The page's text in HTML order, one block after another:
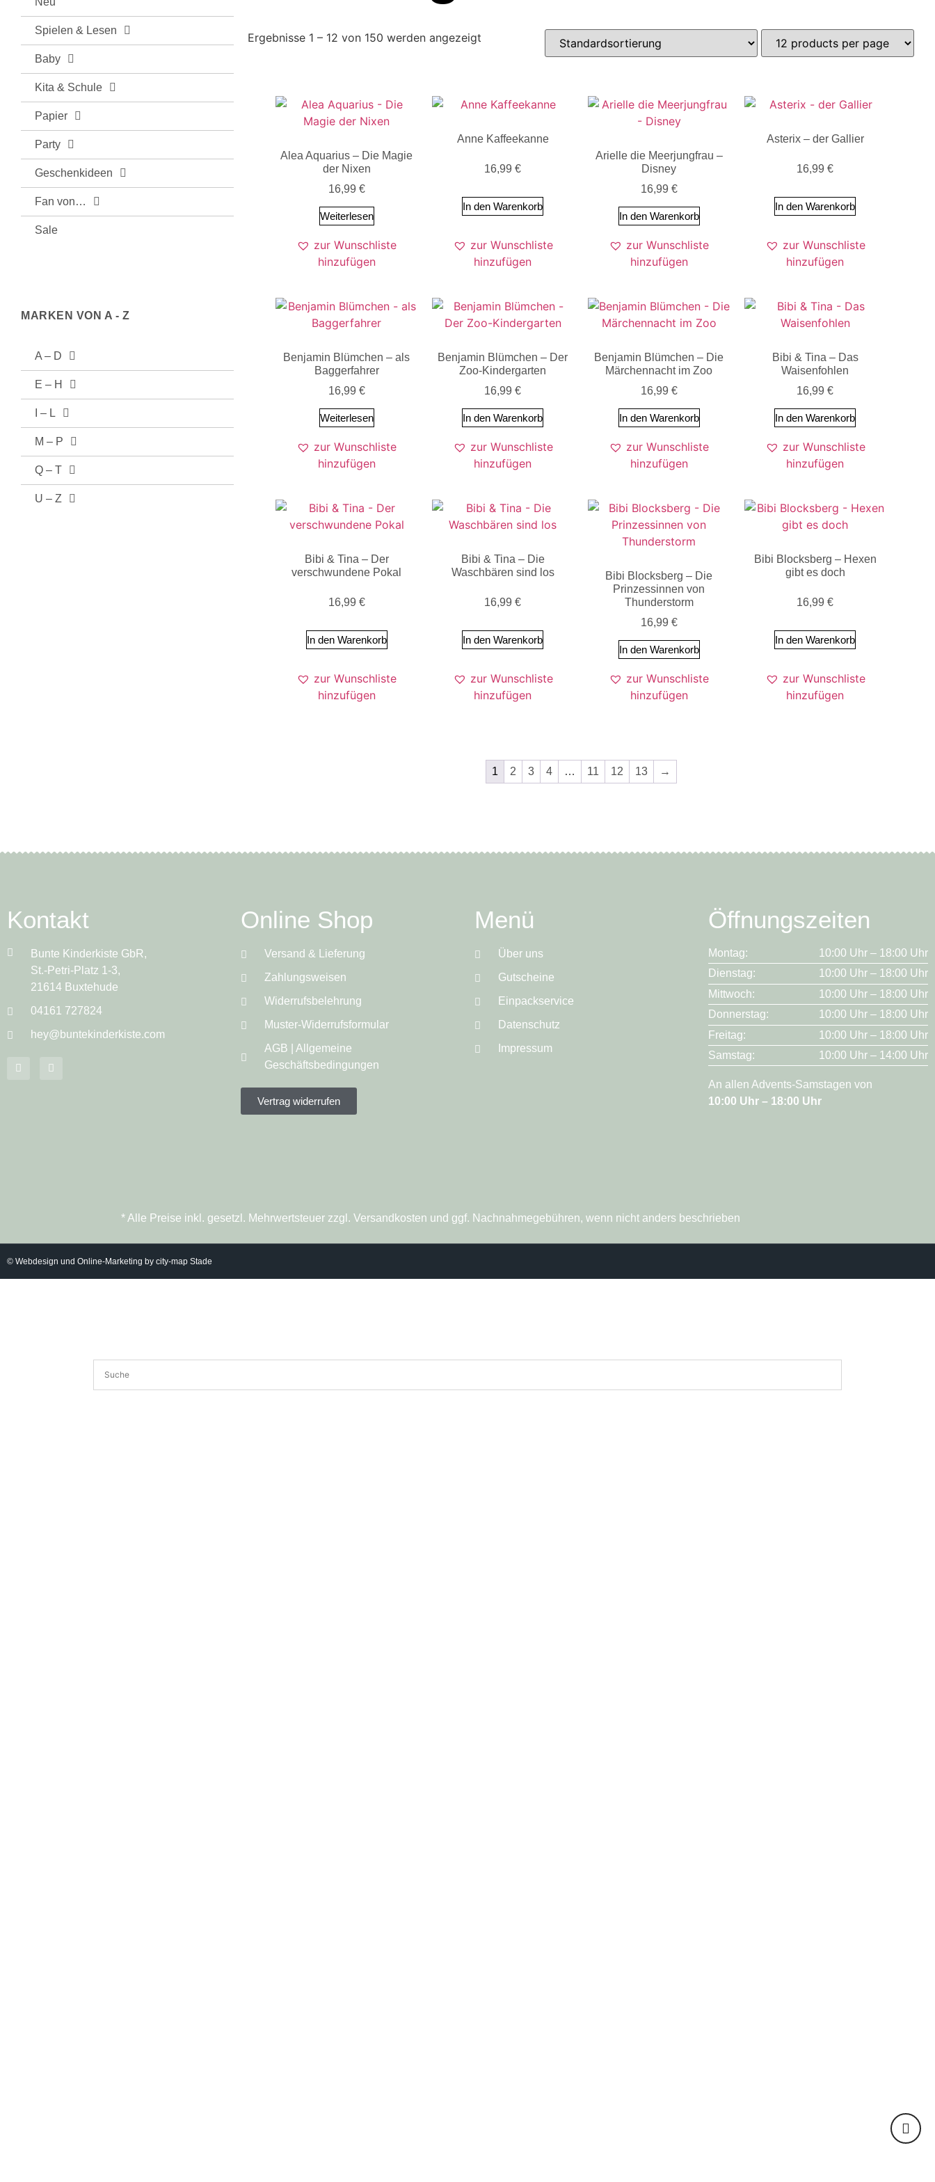
Spielen & Lesen
Baby
Kita & Schule
Papier
Party
Geschenkideen
Fan von…
Sale
MARKEN VON A - Z
A – D
E – H
I – L
M – P
Q – T
U – Z
Ergebnisse 1 – 12 von 150 werden angezeigt
Alea Aquarius – Die Magie
der Nixen
16,99 €
Weiterlesen
zur Wunschliste
hinzufügen
Anne Kaffeekanne
16,99€
In den Warenkorb
zur Wunschliste
hinzufügen
Arielle die Meerjungfrau –
Disney
16,99 €
In den Warenkorb
zur Wunschliste
hinzufügen
Asterix – der Gallier
16,99€
In den Warenkorb
zur Wunschliste
hinzufügen
Benjamin Blümchen – als
Baggerfahrer
16,99 €
Weiterlesen
zur Wunschliste
hinzufügen
Benjamin Blümchen – Der
Zoo-Kindergarten
16,99€
In den Warenkorb
zur Wunschliste
hinzufügen
Benjamin Blümchen – Die
Märchennacht im Zoo
16,99 €
In den Warenkorb
zur Wunschliste
hinzufügen
Bibi & Tina – Das
Waisenfohlen
16,99€
In den Warenkorb
zur Wunschliste
hinzufügen
Bibi & Tina – Der
verschwundene Pokal
16,99 €
In den Warenkorb
zur Wunschliste
hinzufügen
Bibi & Tina – Die
Waschbären sind los
16,99€
In den Warenkorb
zur Wunschliste
hinzufügen
Bibi Blocksberg – Die
Prinzessinnen von
Thunderstorm
16,99 €
In den Warenkorb
zur Wunschliste
hinzufügen
Bibi Blocksberg – Hexen
gibt es doch
16,99€
In den Warenkorb
zur Wunschliste
hinzufügen
1 2 3 4 … 11 12 13 →
Kontakt
Bunte Kinderkiste GbR,
St.-Petri-Platz 1-3,
21614 Buxtehude
04161 727824
hey@buntekinderkiste.com
Online Shop
Versand & Lieferung
Zahlungsweisen
Widerrufsbelehrung
Muster-Widerrufsformular
AGB | Allgemeine
Geschäftsbedingungen
Vertrag widerrufen
Menü
Über uns
Gutscheine
Einpackservice
Datenschutz
Impressum
Öffnungszeiten
Montag:
10:00 Uhr – 18:00 Uhr
Dienstag:
10:00 Uhr – 18:00 Uhr
Mittwoch:
10:00 Uhr – 18:00 Uhr
Donnerstag:
10:00 Uhr – 18:00 Uhr
Freitag:
10:00 Uhr – 18:00 Uhr
Samstag:
10:00 Uhr – 14:00 Uhr
An allen Advents-Samstagen von
10:00 Uhr – 18:00 Uhr
* Alle Preise inkl. gesetzl. Mehrwertsteuer zzgl. Versandkosten und ggf. Nachnahmegebühren, wenn nicht anders beschrieben
© Webdesign und Online-Marketing by city-map Stade